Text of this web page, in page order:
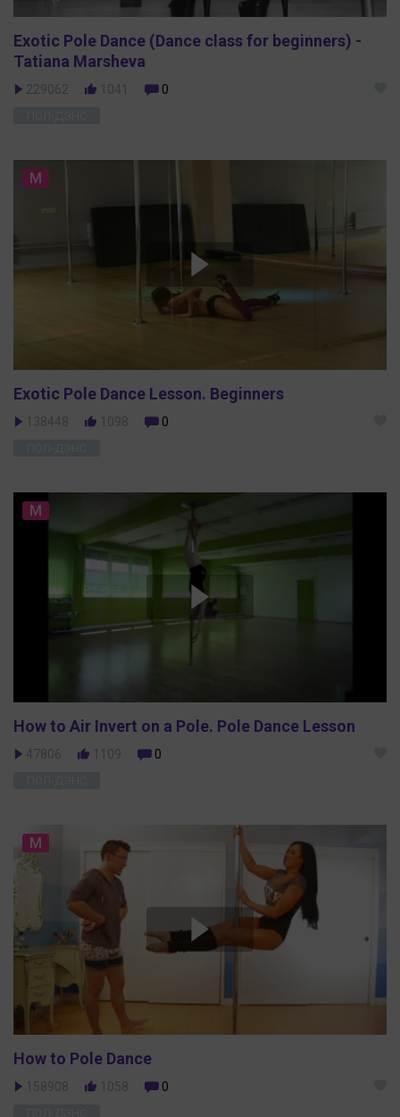
Exotic Pole Dance (Dance class for beginners) -
Tatiana Marsheva
229062 1041 0
M
Exotic Pole Dance Lesson. Beginners
138448 1098 0
M
How to Air Invert on a Pole. Pole Dance Lesson
47806 1109 0
M
How to Pole Dance
158908 1058 0